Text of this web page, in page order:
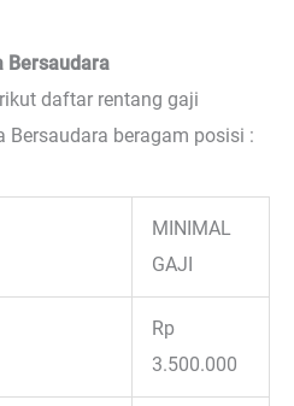
Bersaudara
daftar rentang gaji
Bersaudara beragam posisi :
MINIMAL
GAJI
Rp
3.500.000